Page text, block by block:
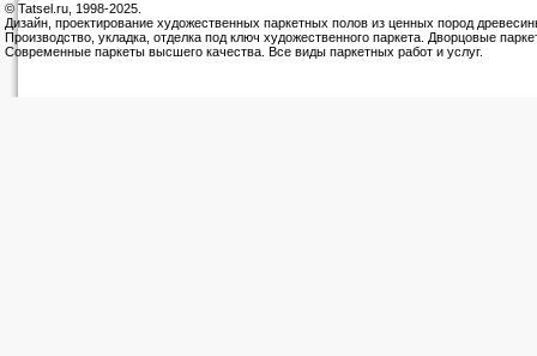
© Tatsel.ru, 1998-2025.
Дизайн, проектирование художественных паркетных полов из ценных пород
Производство, укладка, отделка под ключ художественного паркета. Дворцовые
Современные паркеты высшего качества. Все виды паркетных работ и услуг.